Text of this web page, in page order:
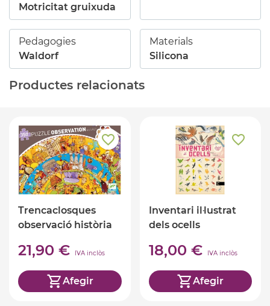
Motricitat gruixuda
Pedagogies
Waldorf
Materials
Silicona
Productes relacionats
Trencaclosques
observació història
21,90 € IVA inclòs
Afegir
Inventari il·lustrat
dels ocells
18,00 € IVA inclòs
Afegir